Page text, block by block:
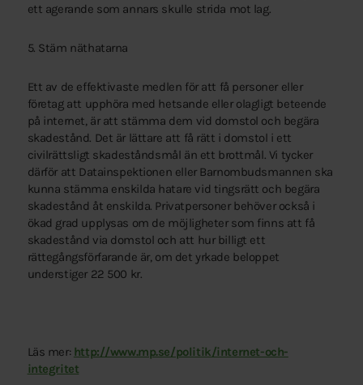
ett agerande som annars skulle strida mot lag.
5. Stäm näthatarna
Ett av de effektivaste medlen för att få personer eller
företag att upphöra med hetsande eller olagligt beteende
på internet, är att stämma dem vid domstol och begära
skadestånd. Det är lättare att få rätt i domstol i ett
civilrättsligt skadeståndsmål än ett brottmål. Vi tycker
därför att Datainspektionen eller Barnombudsmannen ska
kunna stämma enskilda hatare vid tingsrätt och begära
skadestånd åt enskilda. Privatpersoner behöver också i
ökad grad upplysas om de möjligheter som finns att få
skadestånd via domstol och att hur billigt ett
rättegångsförfarande är, om det yrkade beloppet
understiger 22 500 kr.
Läs mer: http://www.mp.se/politik/internet-och-
integritet